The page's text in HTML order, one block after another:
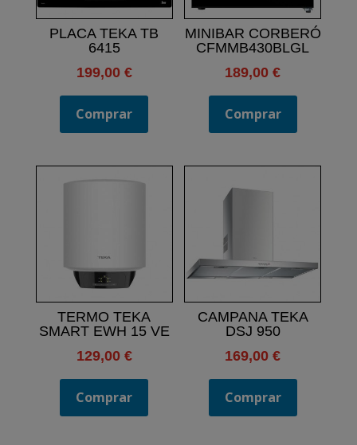
PLACA TEKA TB
6415
199,00 €
Comprar
MINIBAR CORBERÓ
CFMMB430BLGL
189,00€
Comprar
TERMO TEKA
SMART EWH 15 VE
129,00 €
Comprar
CAMPANA TEKA
DSJ 950
169,00€
Comprar